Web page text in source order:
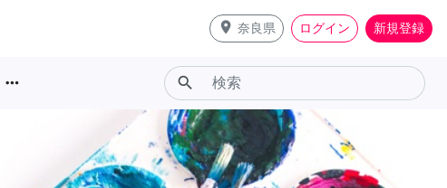
place 奈良県 ログイン 新規登録
more_horiz search